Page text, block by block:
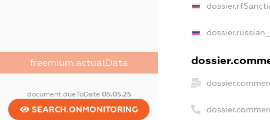
freemium.actualData
document.dueToDate 05.05.25
SEARCH.ONMONITORING